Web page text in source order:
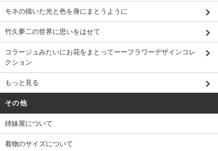
モネの描いた光と色を身にまとうように
竹久夢二の世界に思いをはせて
コラージュみたいにお花をまとってーーフラワーデザインコレ
クション
もっと見る
その他
姉妹屋について
着物のサイズについて